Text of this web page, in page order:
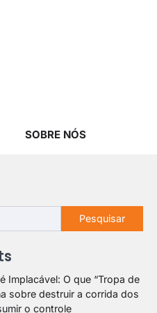
SOBRE NÓS
Pesquisar
Implacável: O que “Tropa de
sobre destruir a corrida dos
o controle